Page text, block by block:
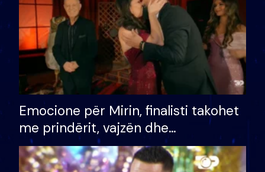
Emocione për Mirin, finalisti takohet
me prindërit, vajzën dhe
bashkëshorten: S’kemi ndonjë letër
divorci apo jo?